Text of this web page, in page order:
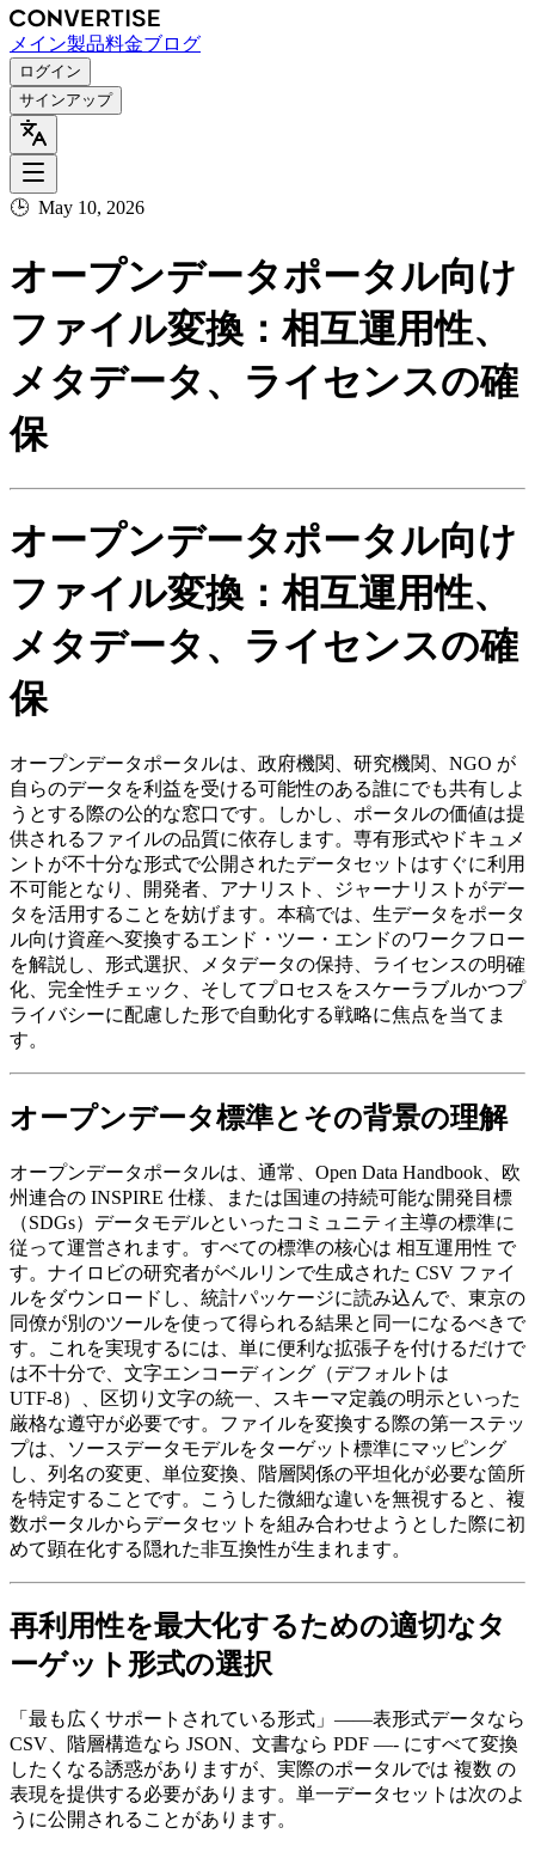
メイン製品料金ブログ
ログイン
サインアップ
🕒 May 10, 2026
オープンデータポータル向け
ファイル変換：相互運用性、
メタデータ、ライセンスの確
保
オープンデータポータル向け
ファイル変換：相互運用性、
メタデータ、ライセンスの確
保
オープンデータポータルは、政府機関、研究機関、NGO が
自らのデータを利益を受ける可能性のある誰にでも共有しよ
うとする際の公的な窓口です。しかし、ポータルの価値は提
供されるファイルの品質に依存します。専有形式やドキュメ
ントが不十分な形式で公開されたデータセットはすぐに利用
不可能となり、開発者、アナリスト、ジャーナリストがデー
タを活用することを妨げます。本稿では、生データをポータ
ル向け資産へ変換するエンド・ツー・エンドのワークフロー
を解説し、形式選択、メタデータの保持、ライセンスの明確
化、完全性チェック、そしてプロセスをスケーラブルかつプ
ライバシーに配慮した形で自動化する戦略に焦点を当てま
す。
オープンデータ標準とその背景の理解
オープンデータポータルは、通常、Open Data Handbook、欧
州連合の INSPIRE 仕様、または国連の持続可能な開発目標
（SDGs）データモデルといったコミュニティ主導の標準に
従って運営されます。すべての標準の核心は 相互運用性 で
す。ナイロビの研究者がベルリンで生成された CSV ファイ
ルをダウンロードし、統計パッケージに読み込んで、東京の
同僚が別のツールを使って得られる結果と同一になるべきで
す。これを実現するには、単に便利な拡張子を付けるだけで
は不十分で、文字エンコーディング（デフォルトは
UTF‑8）、区切り文字の統一、スキーマ定義の明示といった
厳格な遵守が必要です。ファイルを変換する際の第一ステッ
プは、ソースデータモデルをターゲット標準にマッピング
し、列名の変更、単位変換、階層関係の平坦化が必要な箇所
を特定することです。こうした微細な違いを無視すると、複
数ポータルからデータセットを組み合わせようとした際に初
めて顕在化する隠れた非互換性が生まれます。
再利用性を最大化するための適切なタ
ーゲット形式の選択
「最も広くサポートされている形式」――表形式データなら
CSV、階層構造なら JSON、文書なら PDF ―‑ にすべて変換
したくなる誘惑がありますが、実際のポータルでは 複数 の
表現を提供する必要があります。単一データセットは次のよ
うに公開されることがあります。